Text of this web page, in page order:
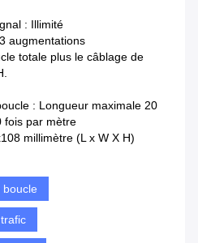
: Illimité
augmentations
totale plus le câblage de
: Longueur maximale 20
fois par mètre
millimètre (L x W X H)
boucle